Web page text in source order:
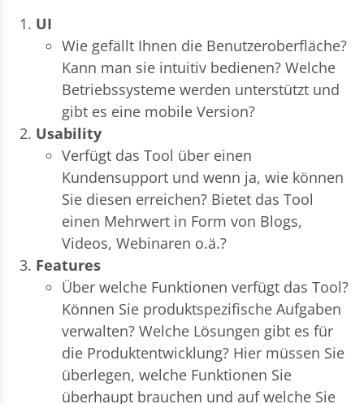
UI
Wie gefällt Ihnen die Benutzeroberfläche?
Kann man sie intuitiv bedienen? Welche
Betriebssysteme werden unterstützt und
gibt es eine mobile Version?
Usability
Verfügt das Tool über einen
Kundensupport und wenn ja, wie können
Sie diesen erreichen? Bietet das Tool
einen Mehrwert in Form von Blogs,
Videos, Webinaren o.ä.?
Features
Über welche Funktionen verfügt das Tool?
Können Sie produktspezifische Aufgaben
verwalten? Welche Lösungen gibt es für
die Produktentwicklung? Hier müssen Sie
überlegen, welche Funktionen Sie
überhaupt brauchen und auf welche Sie